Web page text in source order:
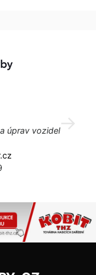
úprav vozidel